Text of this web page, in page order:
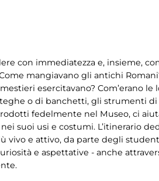
con immediatezza e, insieme,
mangiavano gli antichi
esercitavano? Com’erano le
o di banchetti, gli strumenti di
fedelmente nel Museo, ci
suoi usi e costumi. L’itinerario
e attivo, da parte degli
e aspettative - anche